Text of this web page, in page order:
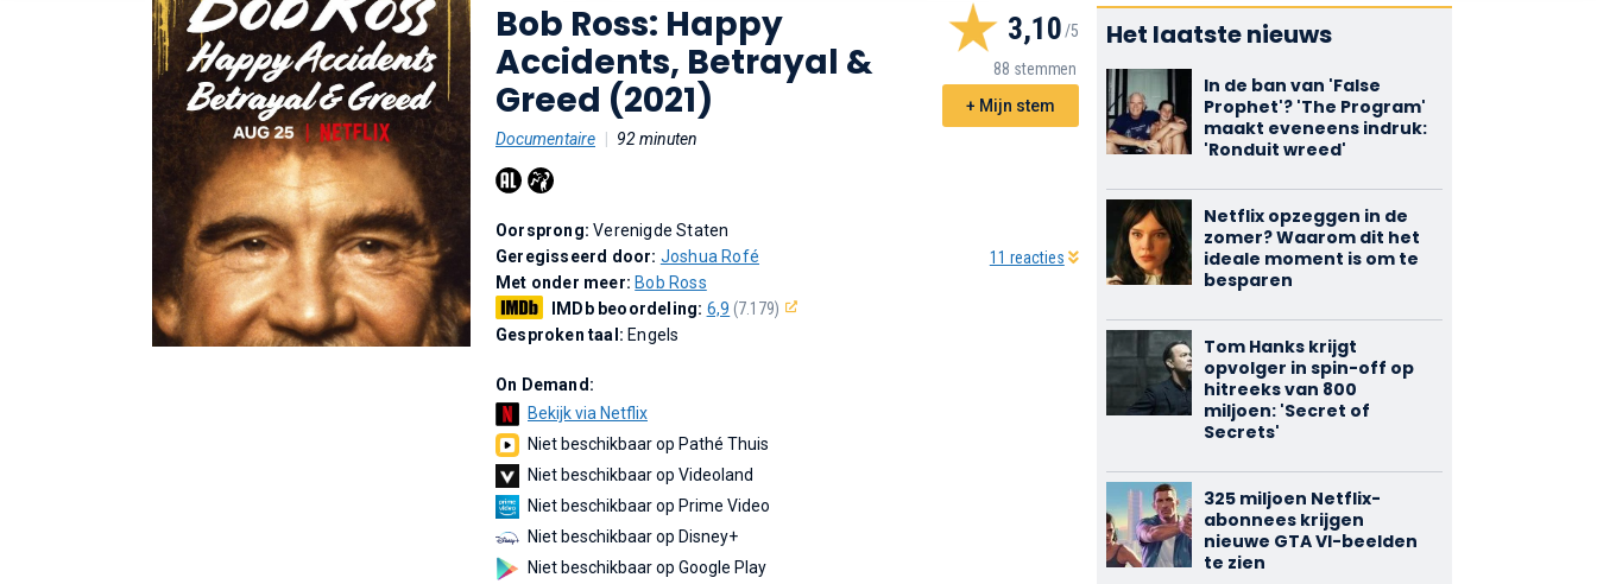
Bob Ross: Happy
Accidents, Betrayal &
Greed (2021)
Documentaire 92 minuten
3,10
88 stemmen
+ Mijn stem
11 reacties
Oorsprong:Verenigde Staten
Geregisseerd door: Joshua Rofé
Met onder meer: Bob Ross
IMDb beoordeling: 6,9 (7.179)
Gesproken taal: Engels
On Demand:
Bekijk via Netflix
Niet beschikbaar op Pathé Thuis
Niet beschikbaar op Videoland
Niet beschikbaar op Prime Video
Niet beschikbaar op Disney+
Niet beschikbaar op Google Play
Het laatste nieuws
In de ban van 'False
Prophet'? 'The Program'
maakt eveneens indruk:
'Ronduit wreed'
Netflix opzeggen in de
zomer? Waarom dit het
ideale moment is om te
besparen
Tom Hanks krijgt
opvolger in spin-off op
hitreeks van 800
miljoen: 'Secret of
Secrets'
325 miljoen Netflix-
abonnees krijgen
nieuwe GTA VI-beelden
te zien